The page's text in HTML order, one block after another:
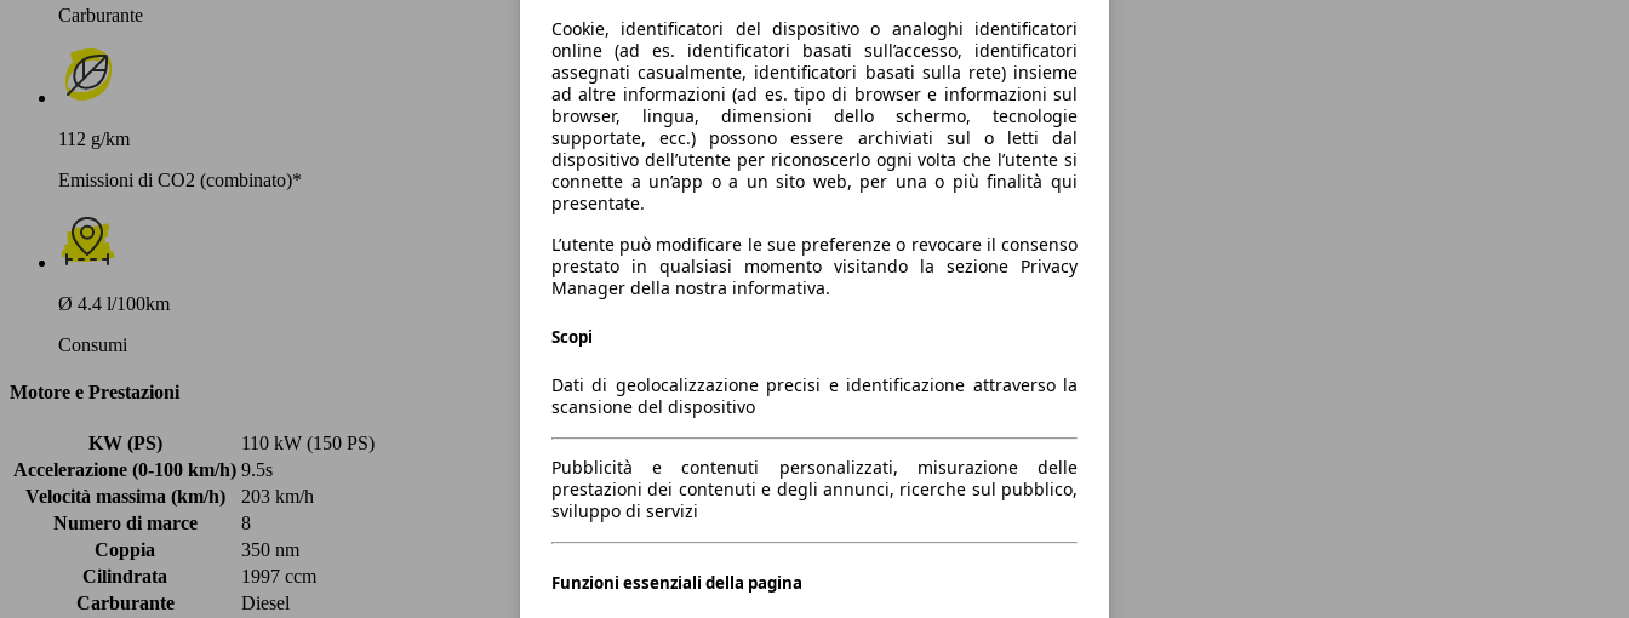
Carburante
112 g/km
Emissioni di CO2 (combinato)*
Ø 4.4 l/100km
Consumi
Motore e Prestazioni
KW (PS)
110 kW (150 PS)
Accelerazione (0-100 km/h) 9.5s
Velocità massima (km/h)
203 km/h
Numero di marce
8
Coppia
350 nm
Cilindrata
1997 ccm
Carburante
Diesel
Cookie, identificatori del dispositivo o analoghi identificatori
online (ad es. identificatori basati sull’accesso, identificatori
assegnati casualmente, identificatori basati sulla rete) insieme
ad altre informazioni (ad es. tipo di browser e informazioni sul
browser, lingua, dimensioni dello schermo, tecnologie
supportate, ecc.) possono essere archiviati sul o letti dal
dispositivo dell’utente per riconoscerlo ogni volta che l’utente si
connette a un’app o a un sito web, per una o più finalità qui
presentate.
L’utente può modificare le sue preferenze o revocare il consenso
prestato in qualsiasi momento visitando la sezione Privacy
Manager della nostra informativa.
Scopi
Dati di geolocalizzazione precisi e identificazione attraverso la
scansione del dispositivo
Pubblicità e contenuti personalizzati, misurazione delle
prestazioni dei contenuti e degli annunci, ricerche sul pubblico,
sviluppo di servizi
Funzioni essenziali della pagina